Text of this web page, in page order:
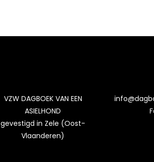
VZW DAGBOEK VAN EEN
ASIELHOND
gevestigd in Zele (Oost-
Vlaanderen)